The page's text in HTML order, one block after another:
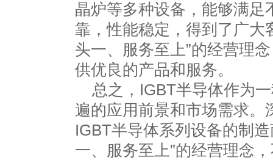
晶炉等多种设备，能够满足
靠，性能稳定，得到了广大
头一、服务至上”的经营理
供优良的产品和服务。
总之， IGBT半导体作为
遍的应用前景和市场需求。
IGBT半导体系列设备的制
一、服务至上”的经营理念